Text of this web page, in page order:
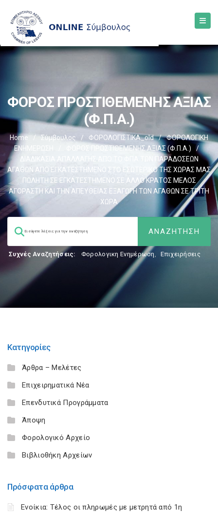
ΦΟΡΟΣ ΠΡΟΣΤΙΘΕΜΕΝΗΣ ΑΞΙΑΣ
(Φ.Π.Α.)
Home / Σύμβουλος / ΦΟΡΟΛΟΓΙΣΤΙΚΑ_old /
ΦΟΡΟΛΟΓΙΚΗ
ΕΝΗΜΕΡΩΣΗ
ΦΟΡΟΣ ΠΡΟΣΤΙΘΕΜΕΝΗΣ ΑΞΙΑΣ (Φ.Π.Α.)
/
ΔΙΑΔΙΚΑΣΙΑ ΑΠΑΛΛΑΓΗΣ ΑΠΟ ΤΟ ΦΠΑ ΤΩΝ ΠΑΡΑΔΟΣΕΩΝ
ΑΓΑΘΩΝ ΑΠΟ ΕΓΚΑΤΕΣΤΗΜΕΝΟ ΣΤΟ ΕΣΩΤΕΡΙΚΟ ΤΗΣ ΧΩΡΑΣ ΜΑΣ
ΠΩΛΗΤΗ ΣΕ ΕΓΚΑΤΕΣΤΗΜΕΝΟ ΣΕ ΑΛΛΟ ΚΡΑΤΟΣ ΜΕΛΟΣ
ΑΓΟΡΑΣΤΗ ΚΑΙ ΤΗΝ ΑΠΕΥΘΕΙΑΣ ΕΞΑΓΩΓΗ ΤΩΝ ΑΓΑΘΩΝ ΣΕ ΤΡΙΤΗ
ΧΩΡΑ
Συχνές Αναζητήσεις: Φορολογικη Ενημέρωση, Επιχειρήσεις
Κατηγορίες
Άρθρα – Μελέτες
Επιχειρηματικά Νέα
Επενδυτικά Προγράμματα
Άποψη
Φορολογικό Αρχείο
Βιβλιοθήκη Αρχείων
Πρόσφατα άρθρα
Ενοίκια: Τέλος οι πληρωμές με μετρητά από 1η